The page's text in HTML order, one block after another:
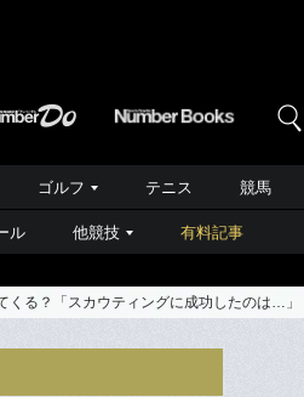
ゴルフ テニス 競馬
ル 他競技 有料記事
くる？「スカウティングに成功したのは…」